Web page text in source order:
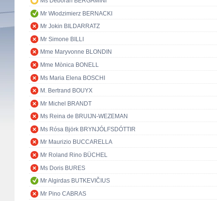
Mr Włodzimierz BERNACKI
Mr Jokin BILDARRATZ
Mr Simone BILLI
Mme Maryvonne BLONDIN
Mme Mònica BONELL
Ms Maria Elena BOSCHI
M. Bertrand BOUYX
Mr Michel BRANDT
Ms Reina de BRUIJN-WEZEMAN
Ms Rósa Björk BRYNJÓLFSDÓTTIR
Mr Maurizio BUCCARELLA
Mr Roland Rino BÜCHEL
Ms Doris BURES
Mr Algirdas BUTKEVIČIUS
Mr Pino CABRAS